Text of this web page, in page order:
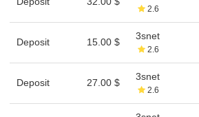
2.6
Deposit 15.00 $
3snet
2.6
Deposit 27.00 $
3snet
2.6